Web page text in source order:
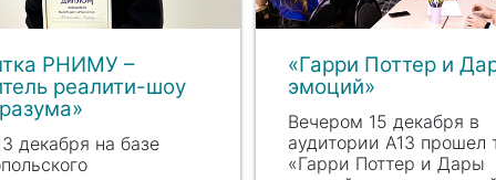
РНИМУ –
реалити-шоу
декабря на базе
«Гарри Поттер и
эмоций»
Вечером 15 декабря в
аудитории A13 прошел
«Гарри Поттер и Дары